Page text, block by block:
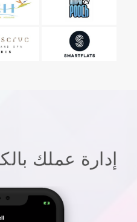
إدارة عملك